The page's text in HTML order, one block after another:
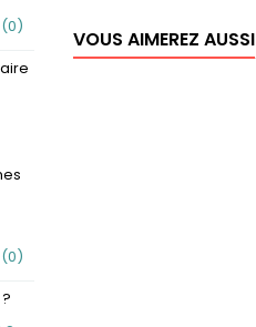
0)
0)
VOUS AIMEREZ AUSSI